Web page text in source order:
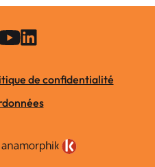
de confidentialité